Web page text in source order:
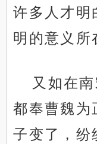
许多人才明
明的意义所
又如在
都奉曹魏为
子变了，纷